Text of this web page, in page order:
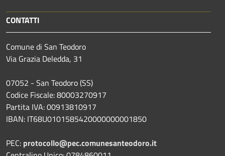
CONTATTI
Comune di San Teodoro
Via Grazia Deledda, 31
07052 - San Teodoro (SS)
Codice Fiscale: 80003270917
Partita IVA: 00913810917
IBAN: IT68U0101585420000000001850
PEC: protocollo@pec.comunesanteodoro.it